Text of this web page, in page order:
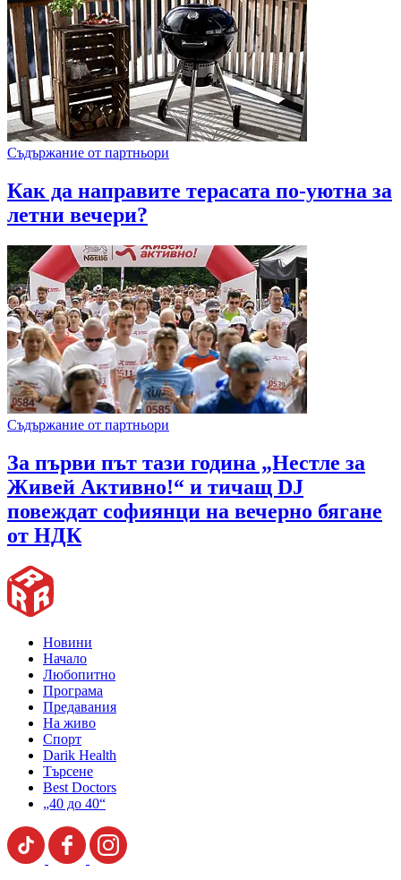
Съдържание от партньори
Как да направите терасата по-уютна за
летни вечери?
Съдържание от партньори
За първи път тази година „Нестле за
Живей Активно!“ и тичащ DJ
повеждат софиянци на вечерно бягане
от НДК
Новини
Начало
Любопитно
Програма
Предавания
На живо
Спорт
Darik Health
Търсене
Best Doctors
„40 до 40“